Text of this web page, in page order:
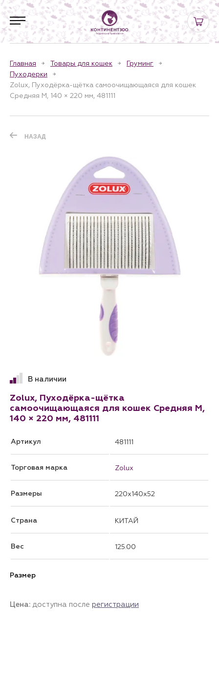
Главная Товары для кошек
Груминг
Пуходерки
Zolux, Пуходёрка-щётка самоочищающаяся для кошек
Средняя M, 140 × 220 мм, 481111
НАЗАД
В наличии
Zolux, Пуходёрка-щётка
самоочищающаяся для кошек Средняя M,
140 × 220 мм, 481111
Артикул 481111
Торговая марка Zolux
Размеры 220x140x52
Страна КИТАЙ
Вес 125.00
Размер
Цена: доступна после регистрации